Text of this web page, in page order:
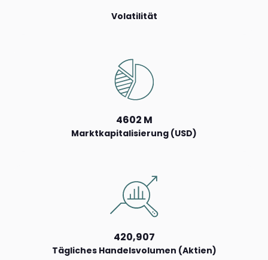
Volatilität
4602 M
Marktkapitalisierung (USD)
420,907
Tägliches Handelsvolumen (Aktien)